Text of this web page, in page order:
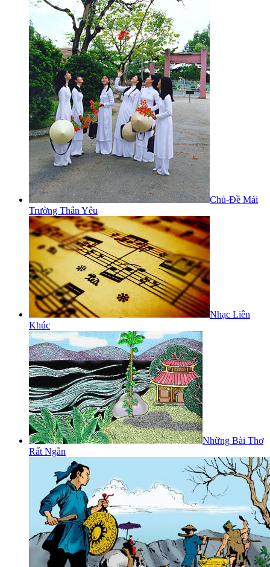
Chủ-Đề Mái
Trường Thân Yêu
Nhạc Liên
Khúc
Những Bài Thơ
Rất Ngắn